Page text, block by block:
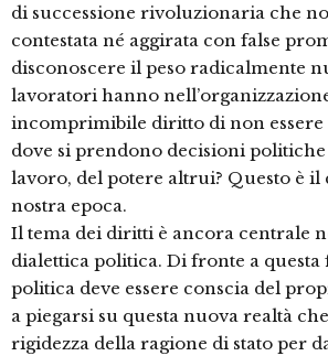
di successione rivoluzionaria che
contestata né aggirata con false
disconoscere il peso radicalmente
lavoratori hanno
incomprimibile diritto di non
dove si prendono decisioni
lavoro, del potere altrui? Questo è il
nostra epoca.
Il tema dei diritti è ancora centrale
dialettica politica. Di fronte a
politica deve essere conscia del
a piegarsi su questa nuova realtà
rigidezza della ragione di stato per